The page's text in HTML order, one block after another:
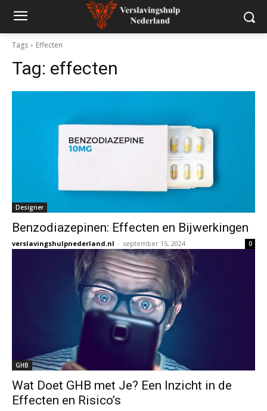
Tags Effecten
Tag: effecten
Designer
Benzodiazepinen: Effecten en Bijwerkingen
verslavingshulpnederland.nl - september 15, 2024 0
GHB
Wat Doet GHB met Je? Een Inzicht in de
Effecten en Risico’s